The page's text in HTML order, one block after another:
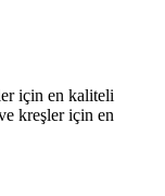
için en kaliteli
kreşler için en